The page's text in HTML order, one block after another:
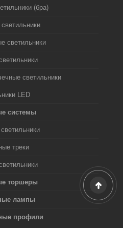
(бра)
светильники
светильники
LED
системы
треки
торшеры
лампы
профили